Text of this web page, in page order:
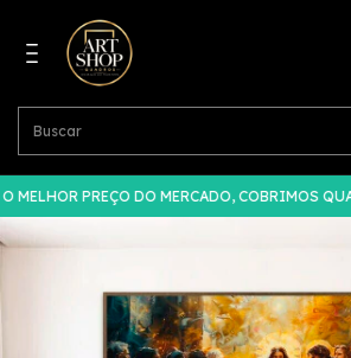
PREÇO DO MERCADO, COBRIMOS